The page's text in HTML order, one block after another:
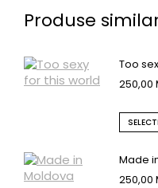
Produse
Too
250,00
Made
250,00